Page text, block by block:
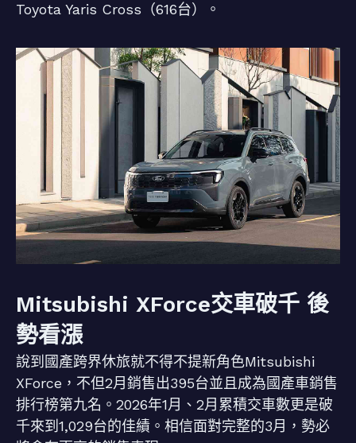
Toyota Yaris Cross（616台）。
Mitsubishi XForce交車破千 後
勢看漲
說到國產跨界休旅就不得不提新角色Mitsubishi
XForce，不但2月銷售出395台並且成為國產車銷售
排行榜第九名。2026年1月、2月累積交車數更是破
千來到1,029台的佳績。相信面對完整的3月，勢必